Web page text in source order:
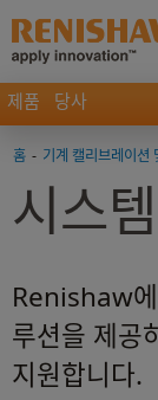
제품 당사
홈 - 기계 캘리브레이션
시스
Renishaw
루션을 제공
지원합니다.